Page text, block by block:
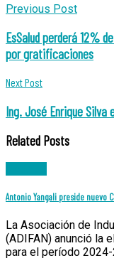
Post
navigation
Previous Post
EsSalud perderá 12%
por gratificaciones
Next Post
Ing. José Enrique Silva
Related Posts
Antonio Yangali preside nuevo
La Asociación de
(ADIFAN) anunció la
para el período